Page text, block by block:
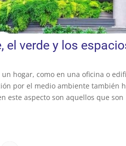
el verde y los
hogar, como en una oficina o
por el medio ambiente también
este aspecto son aquellos que